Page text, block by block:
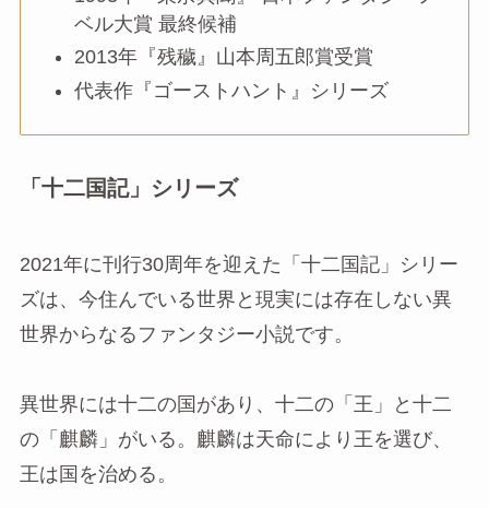
ベル大賞 最終候補
2013年『残穢』山本周五郎賞受賞
代表作『ゴーストハント』シリーズ
「十二国記」シリーズ
2021年に刊行30周年を迎えた「十二国記」シリー
ズは、今住んでいる世界と現実には存在しない異
世界からなるファンタジー小説です。
異世界には十二の国があり、十二の「王」と十二
の「麒麟」がいる。麒麟は天命により王を選び、
王は国を治める。